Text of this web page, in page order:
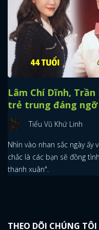
Lâm Chí Dĩnh,
trẻ trung đáng ngỡ
Tiểu Vũ Khứ Linh
Nhìn vào nhan sắc ngày ấy
chắc là các bạn sẽ đồng
thanh xuân".
THEO DÕI CHÚNG